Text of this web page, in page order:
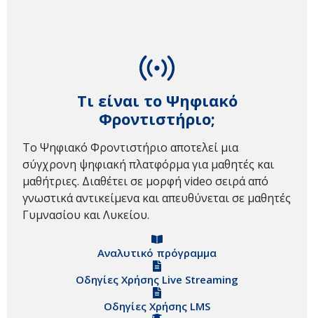
Τι είναι το Ψηφιακό
Φροντιστήριο;
Το Ψηφιακό Φροντιστήριο αποτελεί μια
σύγχρονη ψηφιακή πλατφόρμα για μαθητές και
μαθήτριες. Διαθέτει σε μορφή video σειρά από
γνωστικά αντικείμενα και απευθύνεται σε μαθητές
Γυμνασίου και Λυκείου.
Αναλυτικό πρόγραμμα
Οδηγίες Χρήσης Live Streaming
Οδηγίες Χρήσης LMS